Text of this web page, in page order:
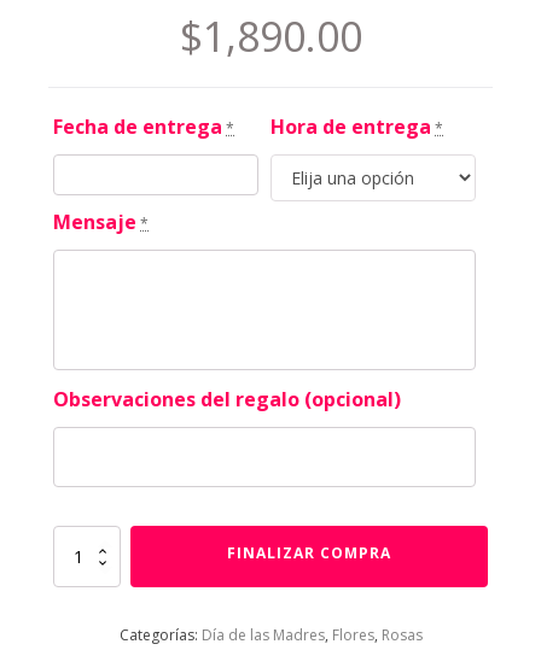
$1,890.00
Fecha de entrega * Hora de entrega *
Mensaje *
Observaciones del regalo (opcional)
Dulzura
Real
cantidad
FINALIZAR COMPRA
Categorías: Día de las Madres, Flores, Rosas